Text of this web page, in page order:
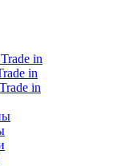
in
in
in